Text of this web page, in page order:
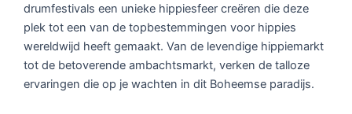
drumfestivals een unieke hippiesfeer creëren die deze
plek tot een van de topbestemmingen voor hippies
wereldwijd heeft gemaakt. Van de levendige hippiemarkt
tot de betoverende ambachtsmarkt, verken de talloze
ervaringen die op je wachten in dit Boheemse paradijs.